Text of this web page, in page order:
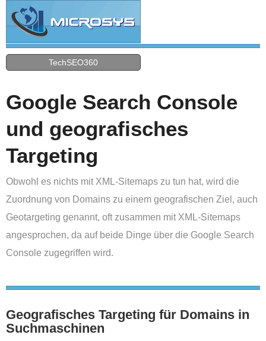
TechSEO360
Google Search Console
und geografisches
Targeting
Obwohl es nichts mit XML-Sitemaps zu tun hat, wird die
Zuordnung von Domains zu einem geografischen Ziel, auch
Geotargeting genannt, oft zusammen mit XML-Sitemaps
angesprochen, da auf beide Dinge über die Google Search
Console zugegriffen wird.
Geografisches Targeting für Domains in
Suchmaschinen